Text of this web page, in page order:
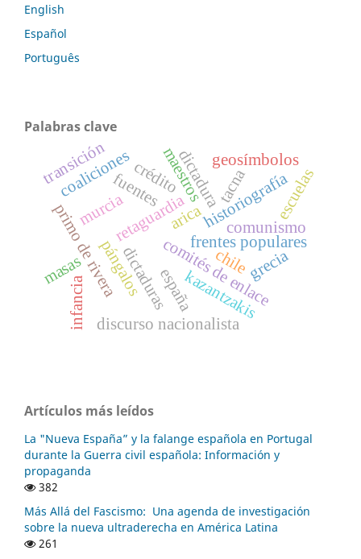
English
Español
Português
Palabras clave
frentes populares
comités de enlace
murciaretaguardia historiografía
fuentes dictadura
españa
primo de rivera chile
dictaduras
pángalos grecia
kazantzakis
comunismo
coaliciones
masas
discurso nacionalista
transición geosímbolos
crédito escuelas
infancia
maestros
arica
tacna
Artículos más leídos
La "Nueva España” y la falange española en Portugal
durante la Guerra civil española: Información y
propaganda
382
Más Allá del Fascismo: Una agenda de investigación
sobre la nueva ultraderecha en América Latina
261